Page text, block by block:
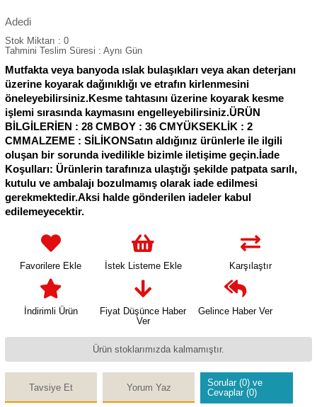
Adedi
Stok Miktarı : 0
Tahmini Teslim Süresi : Aynı Gün
Mutfakta veya banyoda ıslak bulaşıkları veya akan deterjanı
üzerine koyarak dağınıklığı ve etrafın kirlenmesini
öneleyebilirsiniz.Kesme tahtasını üzerine koyarak kesme
işlemi sırasında kaymasını engelleyebilirsiniz.ÜRÜN
BİLGİLERİEN : 28 CMBOY : 36 CMYÜKSEKLİK : 2
CMMALZEME : SİLİKONSatın aldığınız ürünlerle ile ilgili
oluşan bir sorunda ivedilikle bizimle iletişime geçin.İade
Koşulları: Ürünlerin tarafınıza ulaştığı şekilde patpata sarılı,
kutulu ve ambalajı bozulmamış olarak iade edilmesi
gerekmektedir.Aksi halde gönderilen iadeler kabul
edilemeyecektir.
Favorilere Ekle İstek Listeme Ekle Karşılaştır
İndirimli Ürün
Fiyat Düşünce Haber
Ver
Gelince Haber Ver
Ürün stoklarımızda kalmamıştır.
Tavsiye Et Yorum Yaz
Sorular (0) ve
Cevaplar (0)